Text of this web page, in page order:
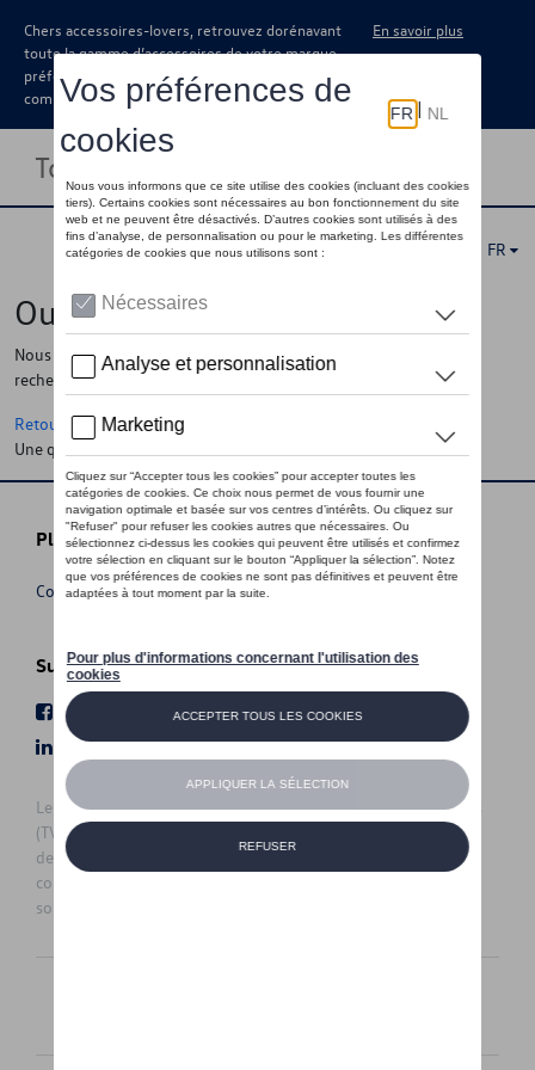
Chers accessoires-lovers, retrouvez dorénavant
toute la gamme d’accessoires de votre marque
préférée sous forme de catalogue à
commander auprès de votre concessionaire.
En savoir plus
Toggle navigation
FR
Oups !
Nous ne pouvons pas trouver la page, l'information que vous
recherchez
Retour à la homepage
Une question ?
Plus d'informations
Conditions de vente
Suivez nous
Facebook
Youtube
LinkedIn
Instagram
Les prix affichés sur le présent site sont des prix recommandés
(TVAc), hors éventuels frais de montage. Pour connaitre le prix
de vente actuel et les éventuels frais de montage, veuillez
contacter votre concessionnaire/agent. Les prix recommandés
sont sujets à des changements sans préavis.